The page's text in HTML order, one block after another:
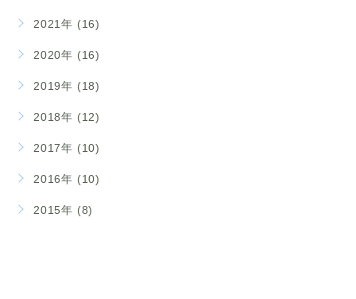
2021年 (16)
2020年 (16)
2019年 (18)
2018年 (12)
2017年 (10)
2016年 (10)
2015年 (8)